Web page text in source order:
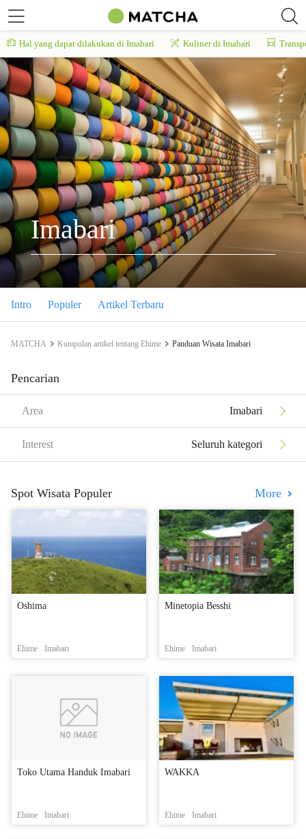
Hal yang dapat dilakukan di Imabari Kuliner di Imabari
Imabari
Intro Populer Artikel Terbaru
MATCHA Kumpulan artikel tentang Ehime Panduan Wisata Imabari
Pencarian
Area Imabari
Interest Seluruh kategori
Spot Wisata Populer More
Oshima
Ehime Imabari
Minetopia Besshi
Ehime Imabari
Toko Utama Handuk Imabari
Ehime Imabari
WAKKA
Ehime Imabari